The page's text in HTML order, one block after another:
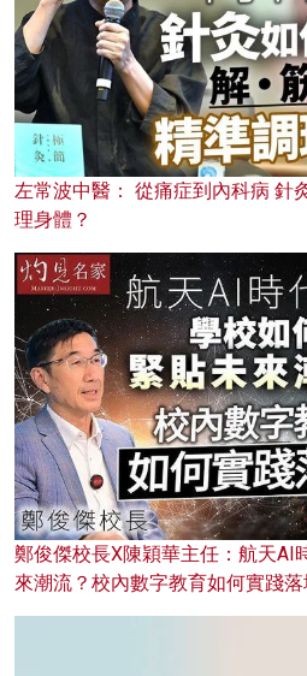
左常波中醫： 從痛症到內科病 針
理身體？
鄭俊傑校長X陳穎華主任：航天AI
來潮流？校內數字教育如何實踐落